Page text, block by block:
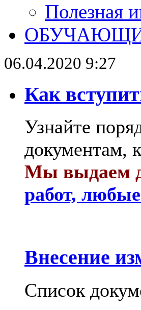
Полезная
06.04.2020 9:27
Как
Узнайте
документам,
Мы выдаем
работ,
Внесение
Список